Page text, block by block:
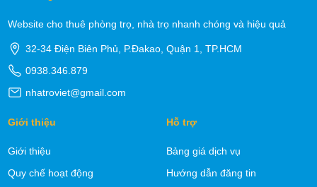
Website cho thuê phòng trọ, nhà trọ nhanh chóng và hiệu quả
32-34 Điện Biên Phủ, P.Đakao, Quận 1, TP.HCM
0938.346.879
nhatroviet@gmail.com
Giới thiệu
Giới thiệu
Quy chế hoạt động
Hỗ trợ
Bảng giá dịch vụ
Hướng dẫn đăng tin